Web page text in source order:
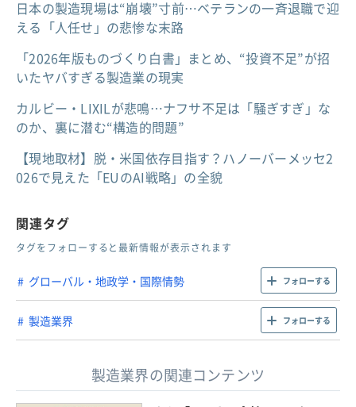
日本の製造現場は“崩壊”寸前…ベテランの一斉退職で迎
える「人任せ」の悲惨な末路
「2026年版ものづくり白書」まとめ、“投資不足”が招
いたヤバすぎる製造業の現実
カルビー・LIXILが悲鳴…ナフサ不足は「騒ぎすぎ」な
のか、裏に潜む“構造的問題”
【現地取材】脱・米国依存目指す？ハノーバーメッセ2
026で見えた「EUのAI戦略」の全貌
関連タグ
タグをフォローすると最新情報が表示されます
グローバル・地政学・国際情勢 フォローする
製造業界 フォローする
製造業界の関連コンテンツ